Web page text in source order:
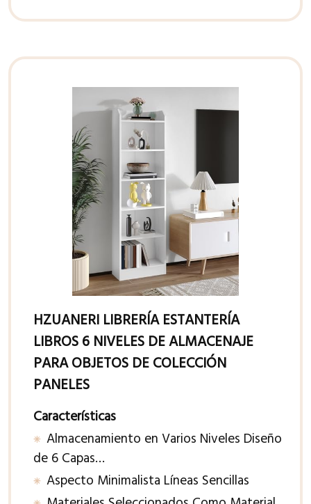
HZUANERI LIBRERÍA ESTANTERÍA
LIBROS 6 NIVELES DE ALMACENAJE
PARA OBJETOS DE COLECCIÓN
PANELES
Características
Almacenamiento en Varios Niveles Diseño
de 6 Capas…
Aspecto Minimalista Líneas Sencillas